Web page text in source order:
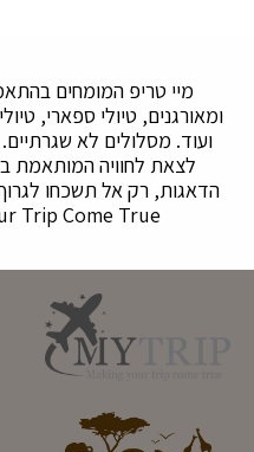
מיי טריפ המומחים
ומאורגנים, טיולי ספארי,
ועוד. מסלולים לא
לצאת לחוויה המותאמת
הדאגות, רק אל תשכחו
Trip Come True